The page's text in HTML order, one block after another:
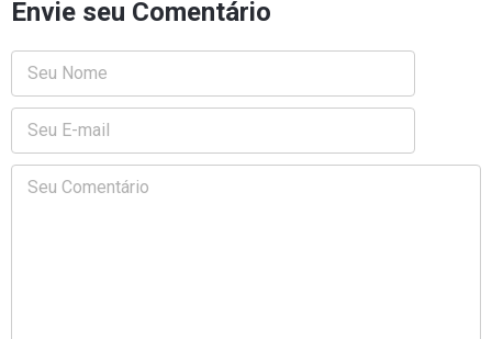
Envie seu Comentário